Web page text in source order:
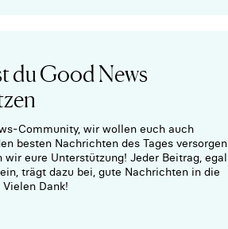
du Good News
Community, wir wollen euch auch
besten Nachrichten des Tages versorgen.
wir eure Unterstützung! Jeder Beitrag, egal
trägt dazu bei, gute Nachrichten in die
Dank!